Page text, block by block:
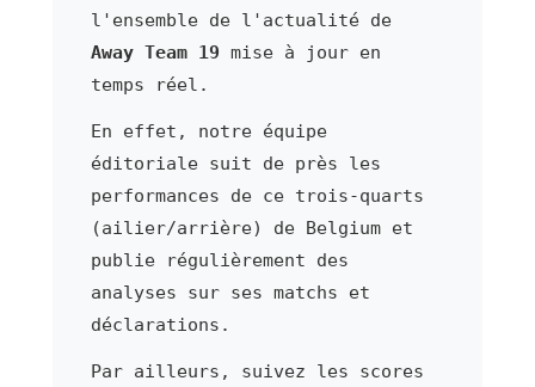
l'ensemble de l'actualité de
Away Team 19 mise à jour en
temps réel.
En effet, notre équipe
éditoriale suit de près les
performances de ce trois-quarts
(ailier/arrière) de Belgium et
publie régulièrement des
analyses sur ses matchs et
déclarations.
Par ailleurs, suivez les scores